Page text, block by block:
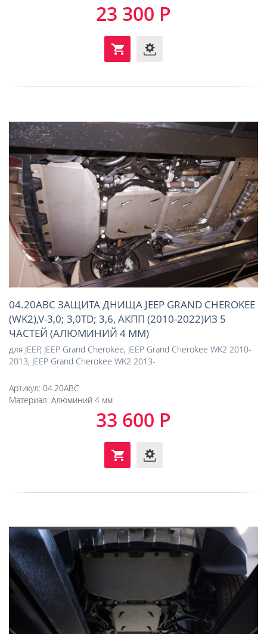
23 300 Р
04.20ABC ЗАЩИТА ДНИЩА JEEP GRAND CHEROKEE
(WK2),V-3,0; 3,0TD; 3,6, АКПП (2010-2022)ИЗ 5
ЧАСТЕЙ (АЛЮМИНИЙ 4 ММ)
для JEEP, JEEP Grand Cherokee, JEEP Grand Cherokee WK2 2010-
2013, JEEP Grand Cherokee WK2 2013-
Артикул: 04.20ABC
Материал: Алюминий 4 мм
33 600 Р